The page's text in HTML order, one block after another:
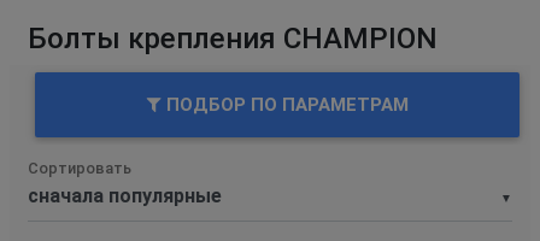
Болты крепления CHAMPION
ПОДБОР ПО ПАРАМЕТРАМ
▼
Сортировать